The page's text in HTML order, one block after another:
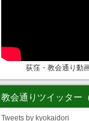
荻窪・教会通り動
教会通りツイッター
Tweets by kyokaidori